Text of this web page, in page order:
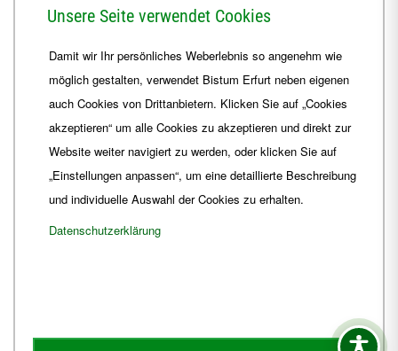
+49 361 6572-444
ordinariat Bistum-Erfurt.de
Unsere Seite verwendet Cookies
Damit wir Ihr persönliches Weberlebnis so angenehm wie
möglich gestalten, verwendet Bistum Erfurt neben eigenen
auch Cookies von Drittanbietern. Klicken Sie auf „Cookies
akzeptieren“ um alle Cookies zu akzeptieren und direkt zur
Website weiter navigiert zu werden, oder klicken Sie auf
„Einstellungen anpassen“, um eine detaillierte Beschreibung
und individuelle Auswahl der Cookies zu erhalten.
Datenschutzerklärung